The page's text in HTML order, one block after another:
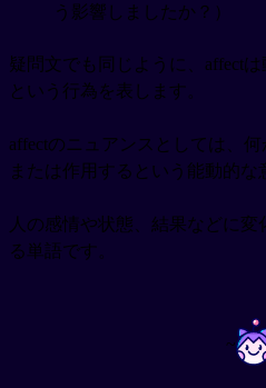
う影響しましたか？）
疑問文でも同じように、affect
という行為を表します。
affectのニュアンスとしては、
または作用するという能動的な
人の感情や状態、結果などに
る単語です。
~